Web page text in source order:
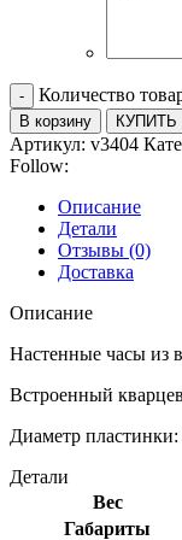
Количество
В корзину КУПИТЬ
Артикул: v3404
Follow:
Описание
Детали
Отзывы (0)
Доставка
Описание
Настенные часы из
Встроенный
Диаметр пластинки:
Детали
Вес
Габариты